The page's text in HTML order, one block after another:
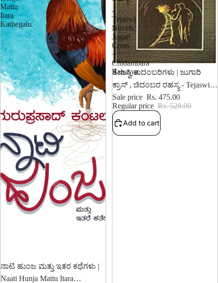
Mattu
Itara
Kathegalu
20% OFF
ನಾಟಿ ಹುಂಜ ಮತ್ತು ಇತರ ಕಥೆಗಳು |
Naati Hunja Mattu Itara
-
Tejaswi
Novels
Jugari
Cross
+
Chidambara
Rahasya
10% OFF
ತೇಜಸ್ವಿ ಕಾದಂಬರಿಗಳು | ಜುಗಾರಿ
ಕ್ರಾಸ್‌ , ಚಿದಂಬರ ರಹಸ್ಯ - Tejaswi
Novels Jugari Cross +
Chidambara Rahasya
Sale price Rs. 475.00
Regular price Rs. 528.00
Add to cart